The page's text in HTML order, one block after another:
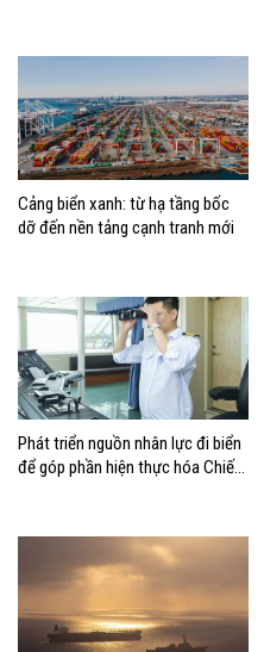
Cảng biển xanh: từ hạ tầng bốc
dỡ đến nền tảng cạnh tranh mới
Phát triển nguồn nhân lực đi biển
để góp phần hiện thực hóa Chiến